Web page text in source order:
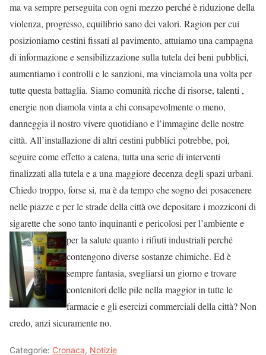
ma va sempre perseguita con ogni mezzo perché è riduzione della
violenza, progresso, equilibrio sano dei valori. Ragion per cui
posizioniamo cestini fissati al pavimento, attuiamo una campagna
di informazione e sensibilizzazione sulla tutela dei beni pubblici,
aumentiamo i controlli e le sanzioni, ma vinciamola una volta per
tutte questa battaglia. Siamo comunità ricche di risorse, talenti ,
energie non diamola vinta a chi consapevolmente o meno,
danneggia il nostro vivere quotidiano e l’immagine delle nostre
città. All’installazione di altri cestini pubblici potrebbe, poi,
seguire come effetto a catena, tutta una serie di interventi
finalizzati alla tutela e a una maggiore decenza degli spazi urbani.
Chiedo troppo, forse si, ma è da tempo che sogno dei posacenere
nelle piazze e per le strade della città ove depositare i mozziconi di
sigarette che sono tanto inquinanti e pericolosi per l’ambiente e
per la salute quanto i rifiuti industriali perché
contengono diverse sostanze chimiche. Ed è
sempre fantasia, svegliarsi un giorno e trovare
contenitori delle pile nella maggior in tutte le
farmacie e gli esercizi commerciali della città? Non
credo, anzi sicuramente no.
Categorie: Cronaca, Notizie